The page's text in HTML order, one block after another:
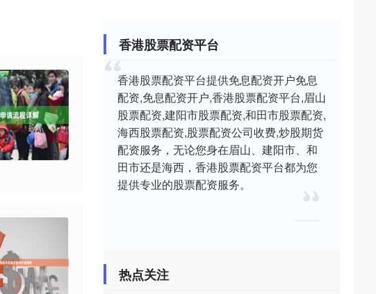
香港股票配资平台
香港股票配资平台提供免息配资开户免息
配资,免息配资开户,香港股票配资平台,眉山
股票配资,建阳市股票配资,和田市股票配资,
海西股票配资,股票配资公司收费,炒股期货
配资服务，无论您身在眉山、建阳市、和
田市还是海西，香港股票配资平台都为您
提供专业的股票配资服务。
热点关注